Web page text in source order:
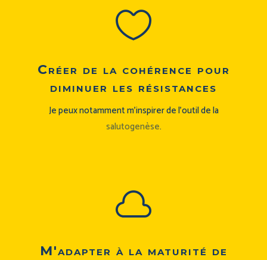

Créer de la cohérence pour
diminuer les résistances
Je peux notamment m’inspirer de l’outil de la
salutogenèse.

M'adapter à la maturité de